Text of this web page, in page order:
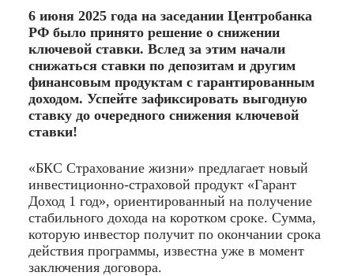
6 июня 2025 года на заседании Центробанка
РФ было принято решение о снижении
ключевой ставки. Вслед за этим начали
снижаться ставки по депозитам и другим
финансовым продуктам с гарантированным
доходом. Успейте зафиксировать выгодную
ставку до очередного снижения ключевой
ставки!
«БКС Страхование жизни» предлагает новый
инвестиционно-страховой продукт «Гарант
Доход 1 год», ориентированный на получение
стабильного дохода на коротком сроке. Сумма,
которую инвестор получит по окончании срока
действия программы, известна уже в момент
заключения договора.